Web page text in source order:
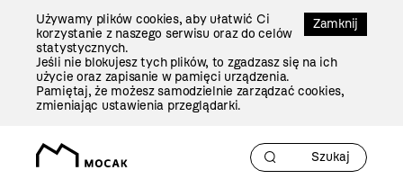
Zamknij
Używamy plików cookies, aby ułatwić Ci
korzystanie z naszego serwisu oraz do celów
statystycznych.
Jeśli nie blokujesz tych plików, to zgadzasz się na ich
użycie oraz zapisanie w pamięci urządzenia.
Pamiętaj, że możesz samodzielnie zarządzać cookies,
zmieniając ustawienia przeglądarki.